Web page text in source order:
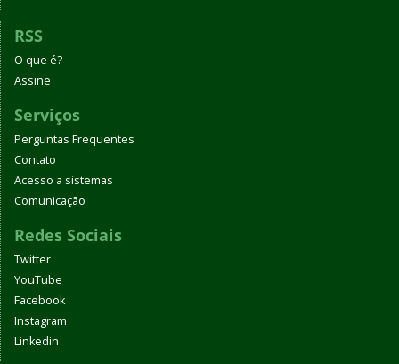
RSS
O que é?
Assine
Serviços
Perguntas Frequentes
Contato
Acesso a sistemas
Comunicação
Redes Sociais
Twitter
YouTube
Facebook
Instagram
Linkedin